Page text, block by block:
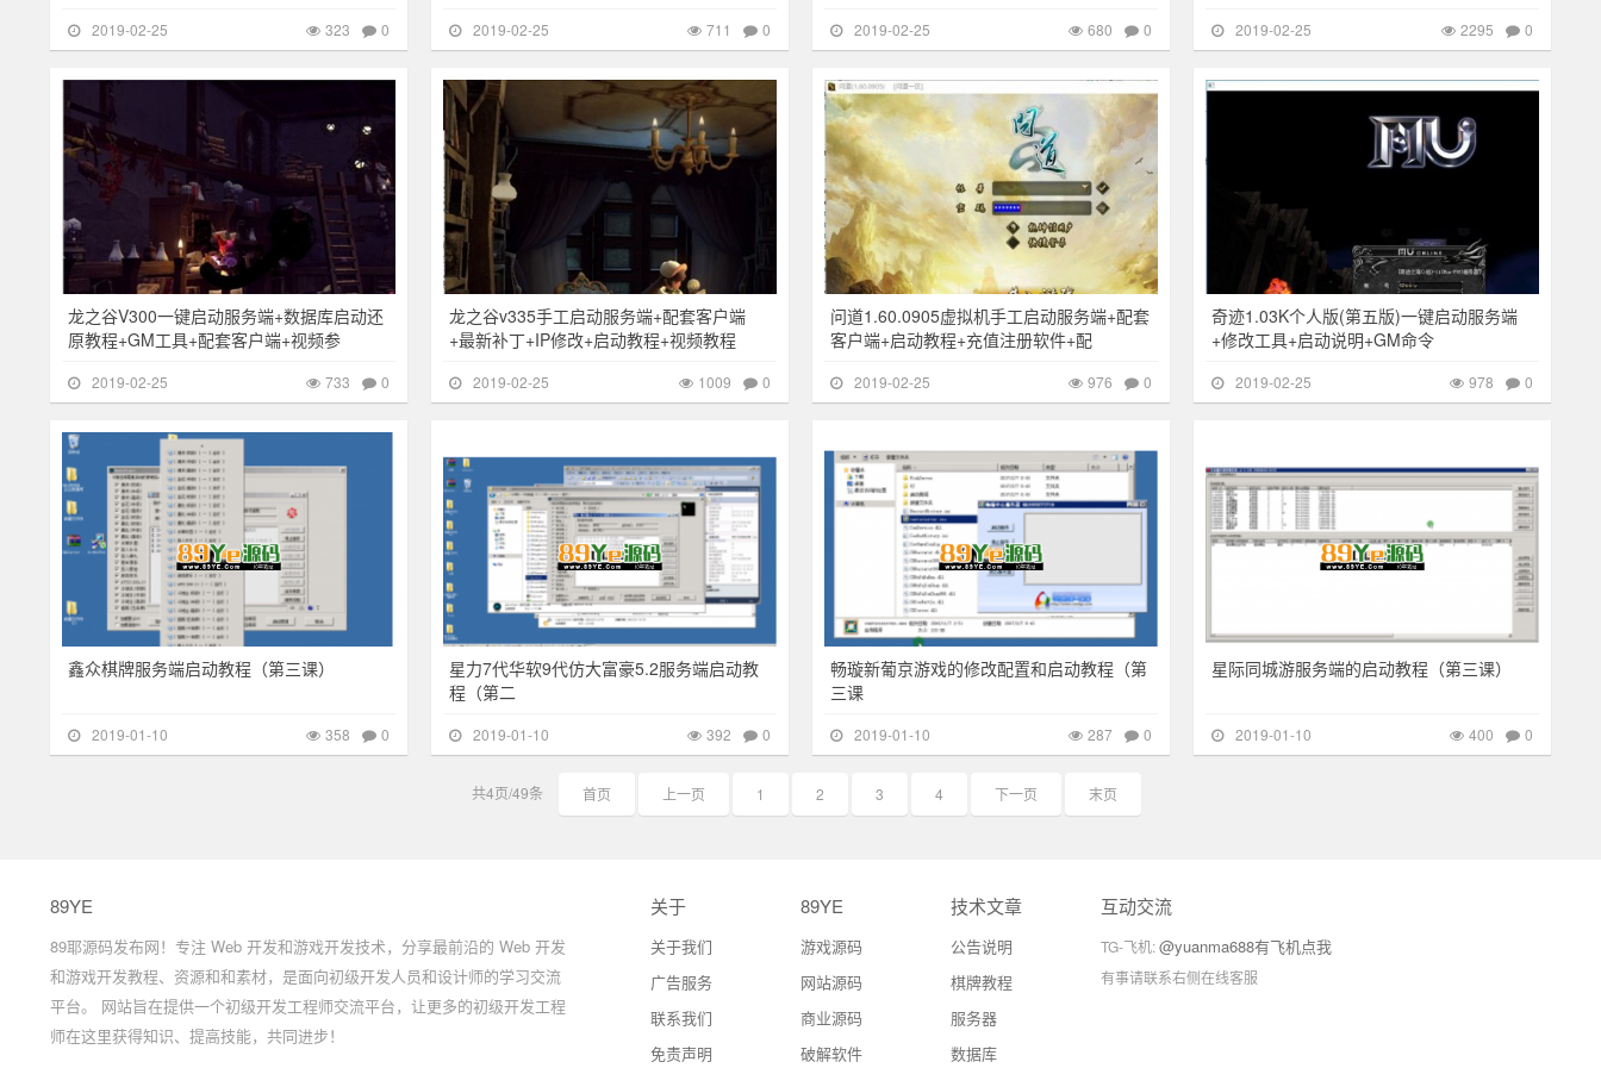
2019-02-25 0
323 2019-02-25 0
711 2019-02-25 0
680 2019-02-25 0
2295
龙之谷V300一键启动服务端+数据库启动还
原教程+GM工具+配套客户端+视频参
其他游戏 733
2019-02-25 0
733
龙之谷v335手工启动服务端+配套客户端
+最新补丁+IP修改+启动教程+视频教程
其他游戏 1009
2019-02-25 0
1009
问道1.60.0905虚拟机手工启动服务端+配套
客户端+启动教程+充值注册软件+配
其他游戏 976
2019-02-25 0
976
奇迹1.03K个人版(第五版)一键启动服务端
+修改工具+启动说明+GM命令
其他游戏 978
2019-02-25 0
978
鑫众棋牌服务端启动教程（第三课）
游戏搭建 358
2019-01-10 0
358
星力7代华软9代仿大富豪5.2服务端启动教
程（第二
游戏搭建 392
2019-01-10 0
392
畅璇新葡京游戏的修改配置和启动教程（第
三课
游戏搭建 287
2019-01-10 0
287
星际同城游服务端的启动教程（第三课）
游戏搭建 400
2019-01-10 0
400
共4页/49条 首页 上一页 1 2 3 4 下一页 末页
89YE
89耶源码发布网！专注 Web 开发和游戏开发技术，分享最前沿的 Web 开发
和游戏开发教程、资源和和素材，是面向初级开发人员和设计师的学习交流
平台。 网站旨在提供一个初级开发工程师交流平台，让更多的初级开发工程
师在这里获得知识、提高技能，共同进步！
关于
关于我们
广告服务
联系我们
免责声明
89YE
游戏源码
网站源码
商业源码
破解软件
技术文章
公告说明
棋牌教程
服务器
数据库
互动交流
TG-飞机:@yuanma688有飞机点我
有事请联系右侧在线客服